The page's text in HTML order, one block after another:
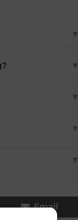
▼
▼
▼
▼
▼
Email